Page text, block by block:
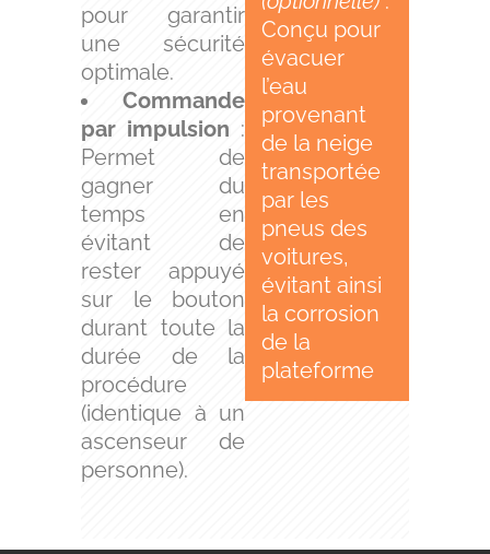
pour garantir
une sécurité
optimale.
Commande
par impulsion :
Permet de
gagner du
temps en
évitant de
rester appuyé
sur le bouton
durant toute la
durée de la
procédure
(identique à un
ascenseur de
personne).
Conçu pour
évacuer
l’eau
provenant
de la neige
transportée
par les
pneus des
voitures,
évitant ainsi
la corrosion
de la
plateforme